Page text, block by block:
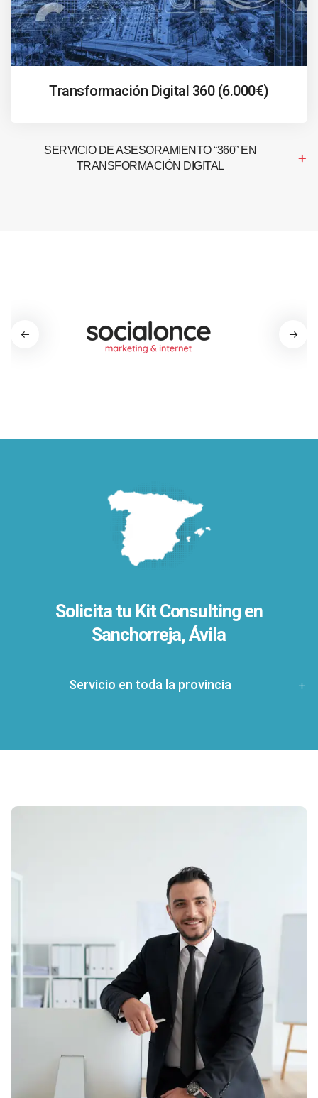
Transformación Digital 360 (6.000€)
SERVICIO DE ASESORAMIENTO “360” EN
TRANSFORMACIÓN DIGITAL
Solicita tu Kit Consulting en
Sanchorreja, Ávila
Servicio en toda la provincia